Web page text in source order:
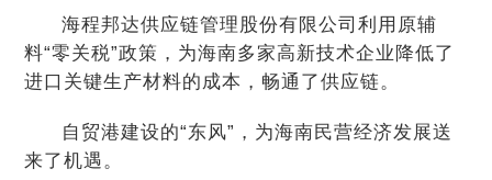
海程邦达供应链管理股份有限公司利用原辅
料“零关税”政策，为海南多家高新技术企业降低了
进口关键生产材料的成本，畅通了供应链。
自贸港建设的“东风”，为海南民营经济发展送
来了机遇。